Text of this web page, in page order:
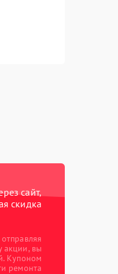
сайт,
скидка
акции, вы
Купоном
ремонта